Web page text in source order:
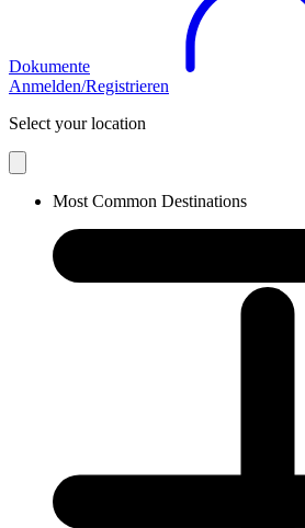
Dokumente
Anmelden/Registrieren
Select your location
Most Common Destinations